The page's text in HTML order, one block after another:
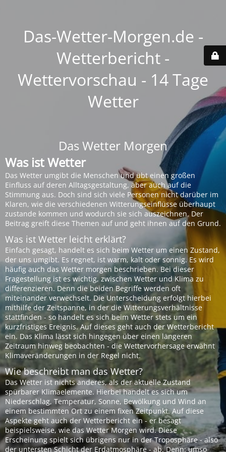
Das-Wetter-Morgen.de -
Wetterbericht -
Wettervorschau - 14 Tage
Wetter
Das Wetter Morgen
Was ist Wetter
Das Wetter umgibt die Menschen und übt einen großen
Einfluss auf deren Alltagsgestaltung, aber auch auf die
Stimmung aus. Doch sind sich viele Personen nicht darüber im
Klaren, wie die verschiedenen Witterungseinflüsse überhaupt
zustande kommen und wodurch sie sich auszeichnen. Der
Beitrag greift diese Themen auf und geht ihnen auf den Grund.
Was ist Wetter leicht erklärt?
Einfach gesagt, handelt es sich beim Wetter um einen Zustand,
der uns umgibt. Es regnet, ist warm, kalt oder sonnig. Es wird
häufig auch das Wetter morgen beschrieben. Bei dieser
Fragestellung ist es wichtig, zwischen Wetter und Klima zu
differenzieren. Denn die beiden Begriffe werden oft
miteinander verwechselt. Die Unterscheidung erfolgt hierbei
mithilfe der Zeitspanne, in der die Witterungsverhältnisse
stattfinden - so handelt es sich beim Wetter stets um ein
kurzfristiges Ereignis. Auf dieses geht auch der Wetterbericht
ein. Das Klima lässt sich hingegen über einen längeren
Zeitraum hinweg beobachten - die Wettervorhersage erwähnt
Klimaveränderungen in der Regel nicht.
Wie beschreibt man das Wetter?
Das Wetter ist nichts anderes, als der aktuelle Zustand
spürbarer Klimaelemente. Hierbei handelt es sich um
Niederschlag, Temperatur, Sonne, Bewölkung und Wind an
einem bestimmten Ort zu einem fixen Zeitpunkt. Auf diese
Aspekte geht auch der Wetterbericht ein - er besagt
beispielsweise, wie das Wetter Morgen wird. Diese
Erscheinung spielt sich übrigens nur in der Troposphäre - also
der untersten Schicht der Erdatmosphäre - ab. Denn: umso